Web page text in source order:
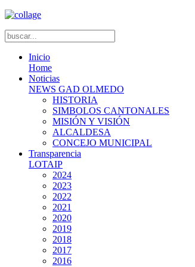
Inicio
Home
Noticias
NEWS GAD OLMEDO
HISTORIA
SIMBOLOS CANTONALES
MISIÓN Y VISIÓN
ALCALDESA
CONCEJO MUNICIPAL
Transparencia
LOTAIP
2024
2023
2022
2021
2020
2019
2018
2017
2016